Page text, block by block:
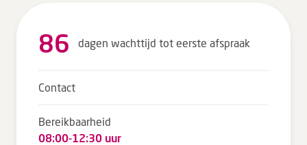
86 dagen wachttijd tot eerste afspraak
Contact
Bereikbaarheid
08:00-12:30 uur